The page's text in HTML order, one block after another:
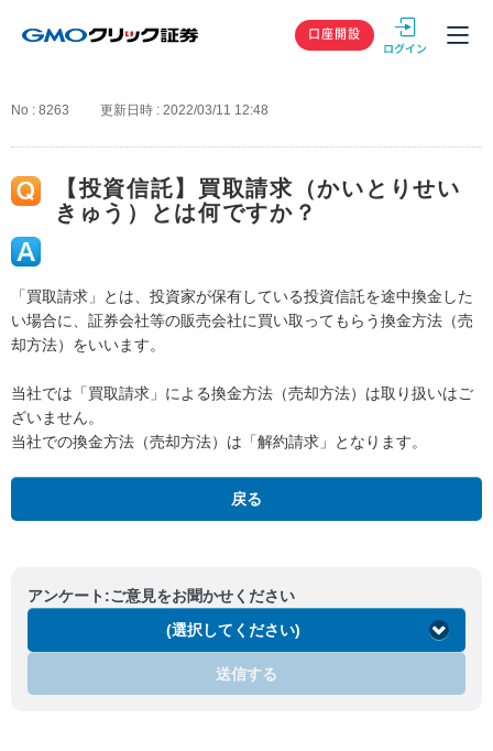
GMOクリック
口座開設
No : 8263 更新日時 : 2022/03/11 12:48
【投資信託】買取請求（かいとりせい
きゅう）とは何ですか？
「買取請求」とは、投資家が保有している投資信託を途中換金した
い場合に、証券会社等の販売会社に買い取ってもらう換金方法（売
却方法）をいいます。
当社では「買取請求」による換金方法（売却方法）は取り扱いはご
ざいません。
当社での換金方法（売却方法）は「解約請求」となります。
戻る
アンケート:ご意見をお聞かせください
(選択してください)
送信する